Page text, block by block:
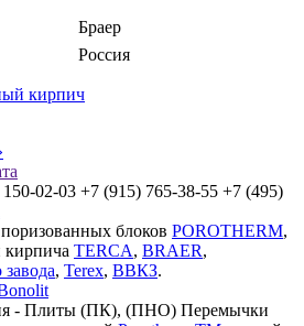
Браер
Россия
кирпич
02-03 +7 (915) 765-38-55 +7 (495)
блоков POROTHERM,
кирпича TERCA, BRAER,
, Terex, ВВКЗ.
- Плиты (ПК), (ПНО) Перемычки